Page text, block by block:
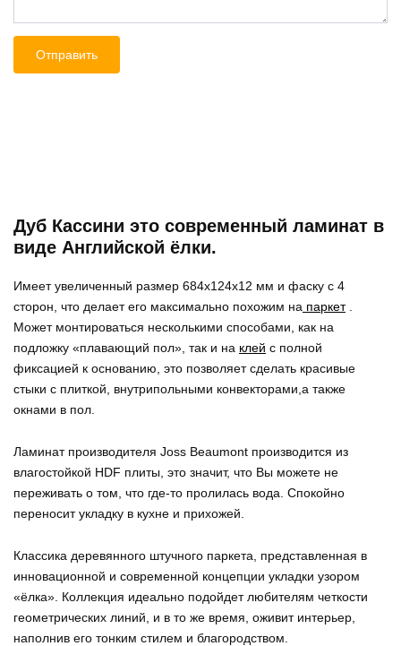
Дуб Кассини это современный ламинат в
виде Английской ёлки.
Имеет увеличенный размер 684x124x12 мм и фаску с 4
сторон, что делает его максимально похожим на паркет.
Может монтироваться несколькими способами, как на
подложку «плавающий пол», так и на клей с полной
фиксацией к основанию, это позволяет сделать красивые
стыки с плиткой, внутрипольными конвекторами,а также
окнами в пол.
Ламинат производителя Joss Beaumont производится из
влагостойкой HDF плиты, это значит, что Вы можете не
переживать о том, что где-то пролилась вода. Спокойно
переносит укладку в кухне и прихожей.
Классика деревянного штучного паркета, представленная в
инновационной и современной концепции укладки узором
«ёлка». Коллекция идеально подойдет любителям четкости
геометрических линий, и в то же время, оживит интерьер,
наполнив его тонким стилем и благородством.